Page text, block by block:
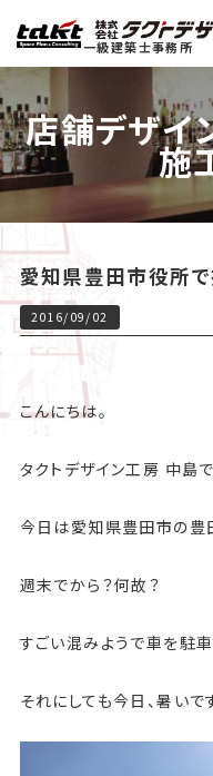
一級建築士事務所
店舗デザイ
施
愛知県豊田市役所
2016/09/02
こんにちは。
タクトデザイン工房 中島で
今日は愛知県豊田市の豊
週末でから？何故？
すごい混みようで車を駐
それにしても今日、暑いで